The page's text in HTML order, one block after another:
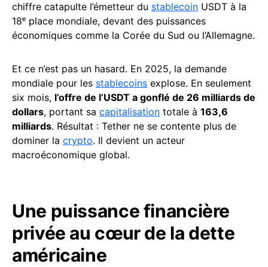
chiffre catapulte l’émetteur du stablecoin USDT à la
18ᵉ place mondiale, devant des puissances
économiques comme la Corée du Sud ou l’Allemagne.
Et ce n’est pas un hasard. En 2025, la demande
mondiale pour les stablecoins explose. En seulement
six mois, l’offre de l’USDT a gonflé de 26 milliards de
dollars, portant sa capitalisation totale à 163,6
milliards. Résultat : Tether ne se contente plus de
dominer la crypto. Il devient un acteur
macroéconomique global.
Une puissance financière
privée au cœur de la dette
américaine